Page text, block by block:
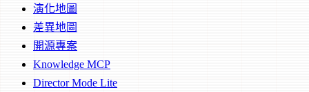
演化地圖
差異地圖
開源專案
Knowledge MCP
Director Mode Lite